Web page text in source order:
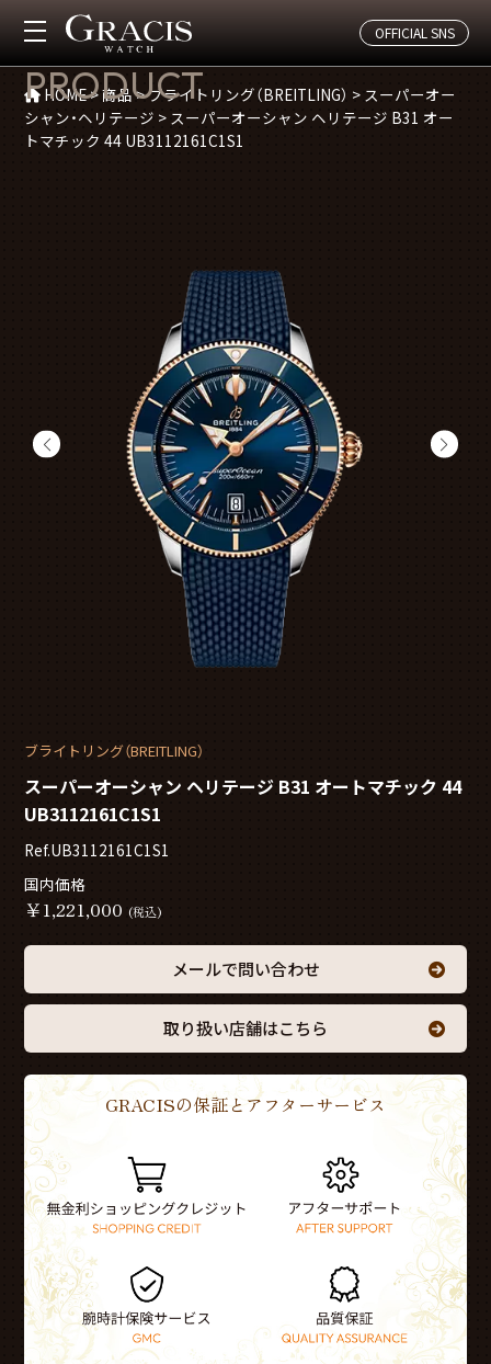
OFFICIAL SNS
商品紹介
PRODUCT
HOME>商品>ブライトリング（BREITLING） > スーパーオー
シャン・ヘリテージ > スーパーオーシャン ヘリテージ B31 オー
トマチック 44 UB3112161C1S1
ブライトリング（BREITLING）
スーパーオーシャン ヘリテージ B31 オートマチック 44
UB3112161C1S1
Ref.UB3112161C1S1
国内価格
￥1,221,000 (税込)
メールで問い合わせ
取り扱い店舗はこちら
GRACISの保証とアフターサービス